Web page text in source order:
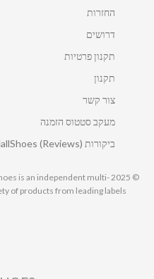
החזרות
דרושים
תקנון פרטיות
תקנון
צור קשר
מעקב סטטוס הזמנה
ביקורות MallShoes (Reviews)
is an independent multi-
of products from leading labels.